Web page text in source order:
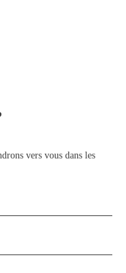
vers vous dans les